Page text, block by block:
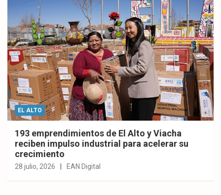
EL ALTO
193 emprendimientos de El Alto y Viacha
reciben impulso industrial para acelerar su
crecimiento
28 julio, 2026 EAN Digital